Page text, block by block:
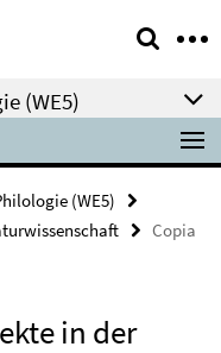
(WE5)
(WE5)
Copia
in der